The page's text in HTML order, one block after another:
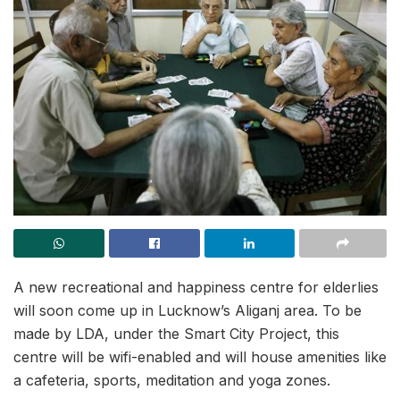
A new recreational and happiness centre for elderlies
will soon come up in Lucknow’s Aliganj area. To be
made by LDA, under the Smart City Project, this
centre will be wifi-enabled and will house amenities like
a cafeteria, sports, meditation and yoga zones.